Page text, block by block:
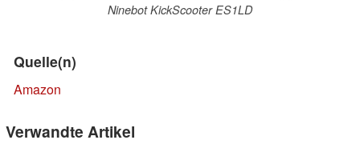
Ninebot KickScooter ES1LD
Quelle(n)
Amazon
Verwandte Artikel